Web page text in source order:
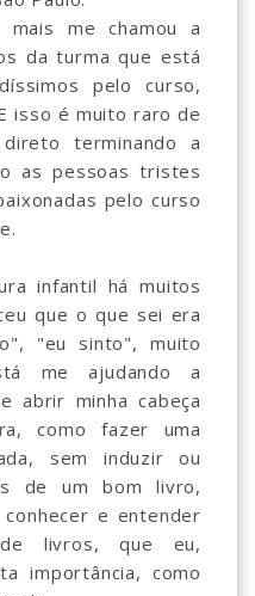
me chamou a
da turma que está
pelo curso,
isso é muito raro de
terminando a
as pessoas tristes
pelo curso
infantil há muitos
que o que sei era
"eu sinto", muito
me ajudando a
abrir minha cabeça
como fazer uma
sem induzir ou
de um bom livro,
e entender
livros, que eu,
importância, como